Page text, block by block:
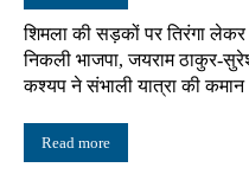
शिमला की सड़कों पर तिरंगा लेकर
निकली भाजपा, जयराम ठाकुर-
कश्यप ने संभाली यात्रा की कमान
Read more